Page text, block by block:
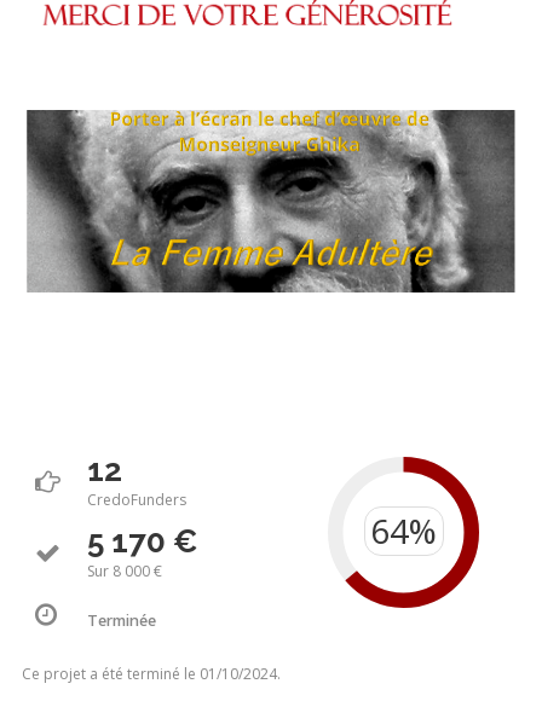
12
CredoFunders
5 170 €
Sur 8 000 €
Terminée
Ce projet a été terminé le 01/10/2024.